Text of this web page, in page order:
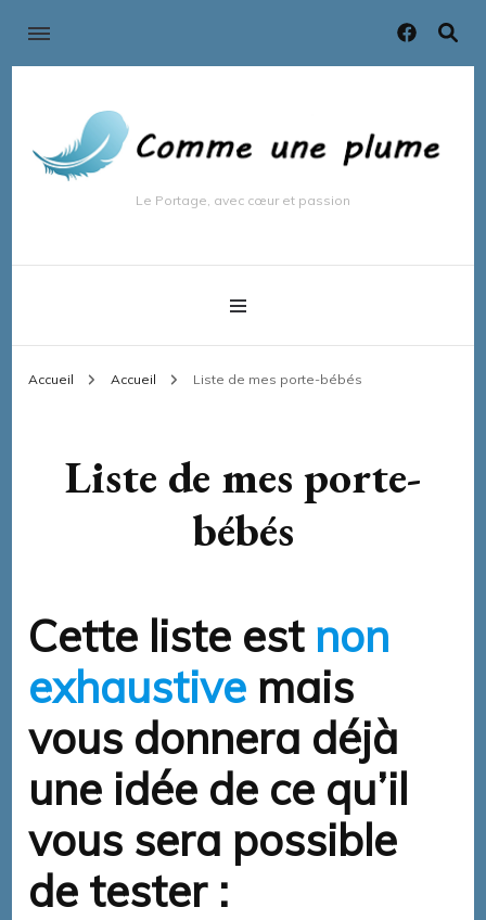
Le Portage, avec cœur et passion
Accueil Accueil Liste de mes porte-bébés
Liste de mes porte-
bébés
Cette liste est non
exhaustive mais
vous donnera déjà
une idée de ce qu’il
vous sera possible
de tester :